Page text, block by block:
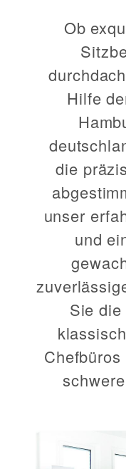
Ob
Hilfe
die
unser
und
Sie